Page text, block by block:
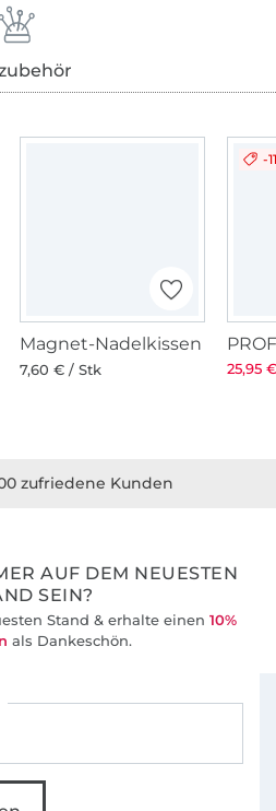
Magnet-Nadelkissen
7,60 € / Stk
-
25,95
AUF DEM NEUESTEN
SEIN?
Stand & erhalte einen 10%
als Dankeschön.